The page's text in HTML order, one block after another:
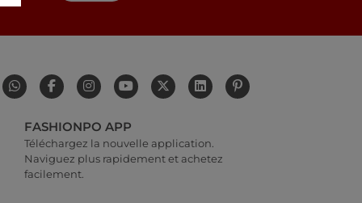
FASHIONPO APP
Téléchargez la nouvelle application.
Naviguez plus rapidement et achetez
facilement.